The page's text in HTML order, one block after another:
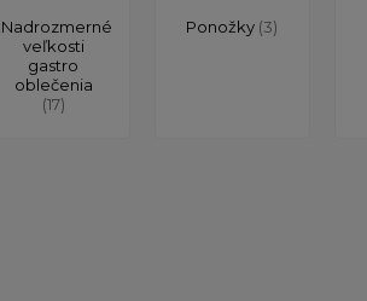
Nadrozmerné
veľkosti
gastro
oblečenia
(17)
Ponožky (3)